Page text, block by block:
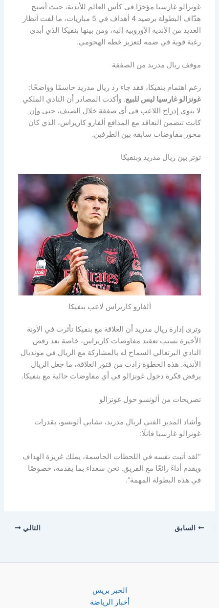
غونزالو غارسيا مؤخرًا في كأس العالم للأندية، حيث أصبح
هدّاف البطولة برصيد 4 أهداف في 5 مباريات، ما لفت أنظار
العديد من الأندية الأوروبية إليه، ومن بينها بنفيكا الذي أبدى
رغبة قوية في ضمه لتعزيز خطه الهجومي.
موقف ريال مدريد من الصفقة
رغم اهتمام بنفيكا، فقد جاء رد ريال مدريد حاسمًا وواضحًا:
غونزالو غارسيا ليس للبيع. وأكدت المصادر أن النادي الملكي
لا ينوي إدراج اللاعب في أي صفقة خلال الصيف، حتى وإن
كانت تتضمن التعاقد مع المدافع ألفارو كاريراس، الذي كان
محور مفاوضات سابقة بين الطرفين.
توتر بين ريال مدريد وبنفيكا
ألفارو كاريراس لاعب بنفيكا
وترى إدارة ريال مدريد أن العلاقة مع بنفيكا تأثرت في الآونة
الأخيرة بسبب تعقيد مفاوضات كاريراس، خاصة بعد رفض
النادي البرتغالي السماح له بالمشاركة مع الريال في مونديال
الأندية. هذه الخطوة زادت من فتور العلاقة، ما جعل الريال
يرفض فكرة دخول غونزالو في أي مفاوضات حالية مع بنفيكا.
تصريحات من ألونسو حول غونزالو
وأشاد المدير الفني لريال مدريد، تشابي ألونسو، بقدرات
غونزالو غارسيا قائلًا:
“لقد أثبت نفسه في اللحظات الحاسمة، يملك غريزة الهداف
ويقدم أداءً رائعًا مع الفريق. نحن سعداء بما يقدمه، خصوصًا
في هذه البطولة المهمة”.
السابق التالي
الخبر بريس
أخبار الرياضة